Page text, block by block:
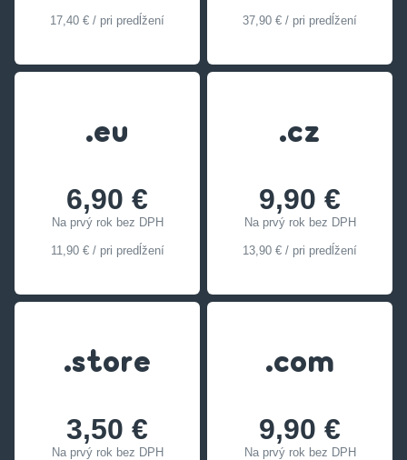
17,40 € / pri predĺžení 37,90 € / pri predĺžení
.eu
6,90 €
Na prvý rok bez DPH
11,90 € / pri predĺžení
.cz
9,90 €
Na prvý rok bez DPH
13,90 € / pri predĺžení
.store
3,50 €
Na prvý rok bez DPH
.com
9,90 €
Na prvý rok bez DPH